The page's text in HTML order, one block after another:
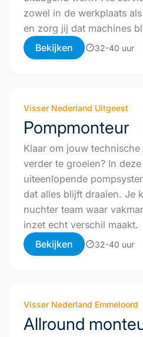
zowel in de werkplaats
en zorg jij dat machines
Bekijken
32-40 uur
Visser Nederland Uitgeest
Pompmonteur
Klaar om jouw
verder te groeien? In
uiteenlopende
dat alles blijft draaien. Je
nuchter team waar
inzet echt verschil maakt.
Bekijken
32-40 uur
Visser Nederland Emmeloord
Allround